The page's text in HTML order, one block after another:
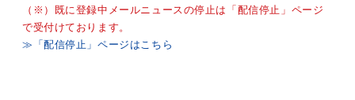
（※）既に登録中メールニュースの停止は「配信停止」ページ
で受付けております。
≫「配信停止」ページはこちら